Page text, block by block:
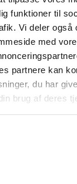
funktioner til
Vi deler også
med
partnere kan
du har
brug af deres